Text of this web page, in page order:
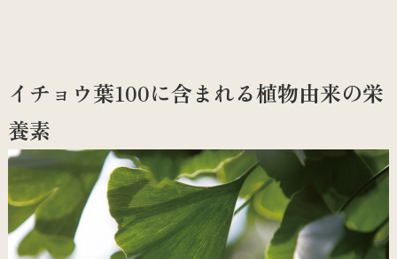
イチョウ葉100に含まれる植物由来の栄
養素